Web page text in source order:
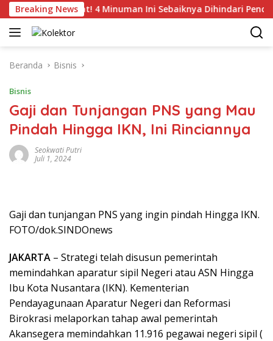
Langsung
ke
konten
Breaking News
Catat! 4 Minuman Ini Sebaiknya Dihindari Penderita
Beranda Bisnis
Bisnis
Gaji dan Tunjangan PNS yang Mau
Pindah Hingga IKN, Ini Rinciannya
Seokwati Putri
Juli 1, 2024
Gaji dan tunjangan PNS yang ingin pindah Hingga IKN.
FOTO/dok.SINDOnews
JAKARTA – Strategi telah disusun pemerintah
memindahkan aparatur sipil Negeri atau ASN Hingga
Ibu Kota Nusantara (IKN). Kementerian
Pendayagunaan Aparatur Negeri dan Reformasi
Birokrasi melaporkan tahap awal pemerintah
Akansegera memindahkan 11.916 pegawai negeri sipil (